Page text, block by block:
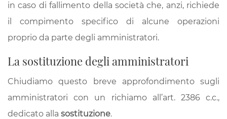
in caso di fallimento della società che, anzi, richiede
il compimento specifico di alcune operazioni
proprio da parte degli amministratori.
La sostituzione degli amministratori
Chiudiamo questo breve approfondimento sugli
amministratori con un richiamo all’art. 2386 c.c.,
dedicato alla sostituzione.